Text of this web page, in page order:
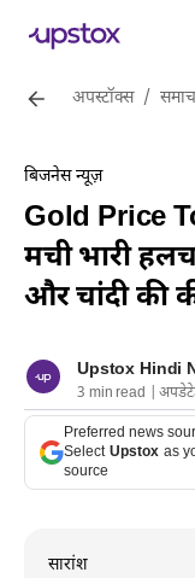
अपस्टॉक्स /
बिजनेस न्यूज़
Gold Price
मची भारी
और चांदी की
Upstox Hindi
3 min read |
Preferred news
Select Upstox as
source
सारांश